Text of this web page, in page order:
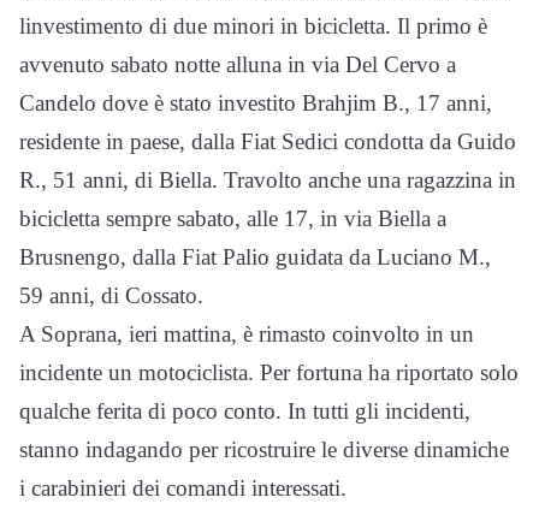
linvestimento di due minori in bicicletta. Il primo è
avvenuto sabato notte alluna in via Del Cervo a
Candelo dove è stato investito Brahjim B., 17 anni,
residente in paese, dalla Fiat Sedici condotta da Guido
R., 51 anni, di Biella. Travolto anche una ragazzina in
bicicletta sempre sabato, alle 17, in via Biella a
Brusnengo, dalla Fiat Palio guidata da Luciano M.,
59 anni, di Cossato.
A Soprana, ieri mattina, è rimasto coinvolto in un
incidente un motociclista. Per fortuna ha riportato solo
qualche ferita di poco conto. In tutti gli incidenti,
stanno indagando per ricostruire le diverse dinamiche
i carabinieri dei comandi interessati.